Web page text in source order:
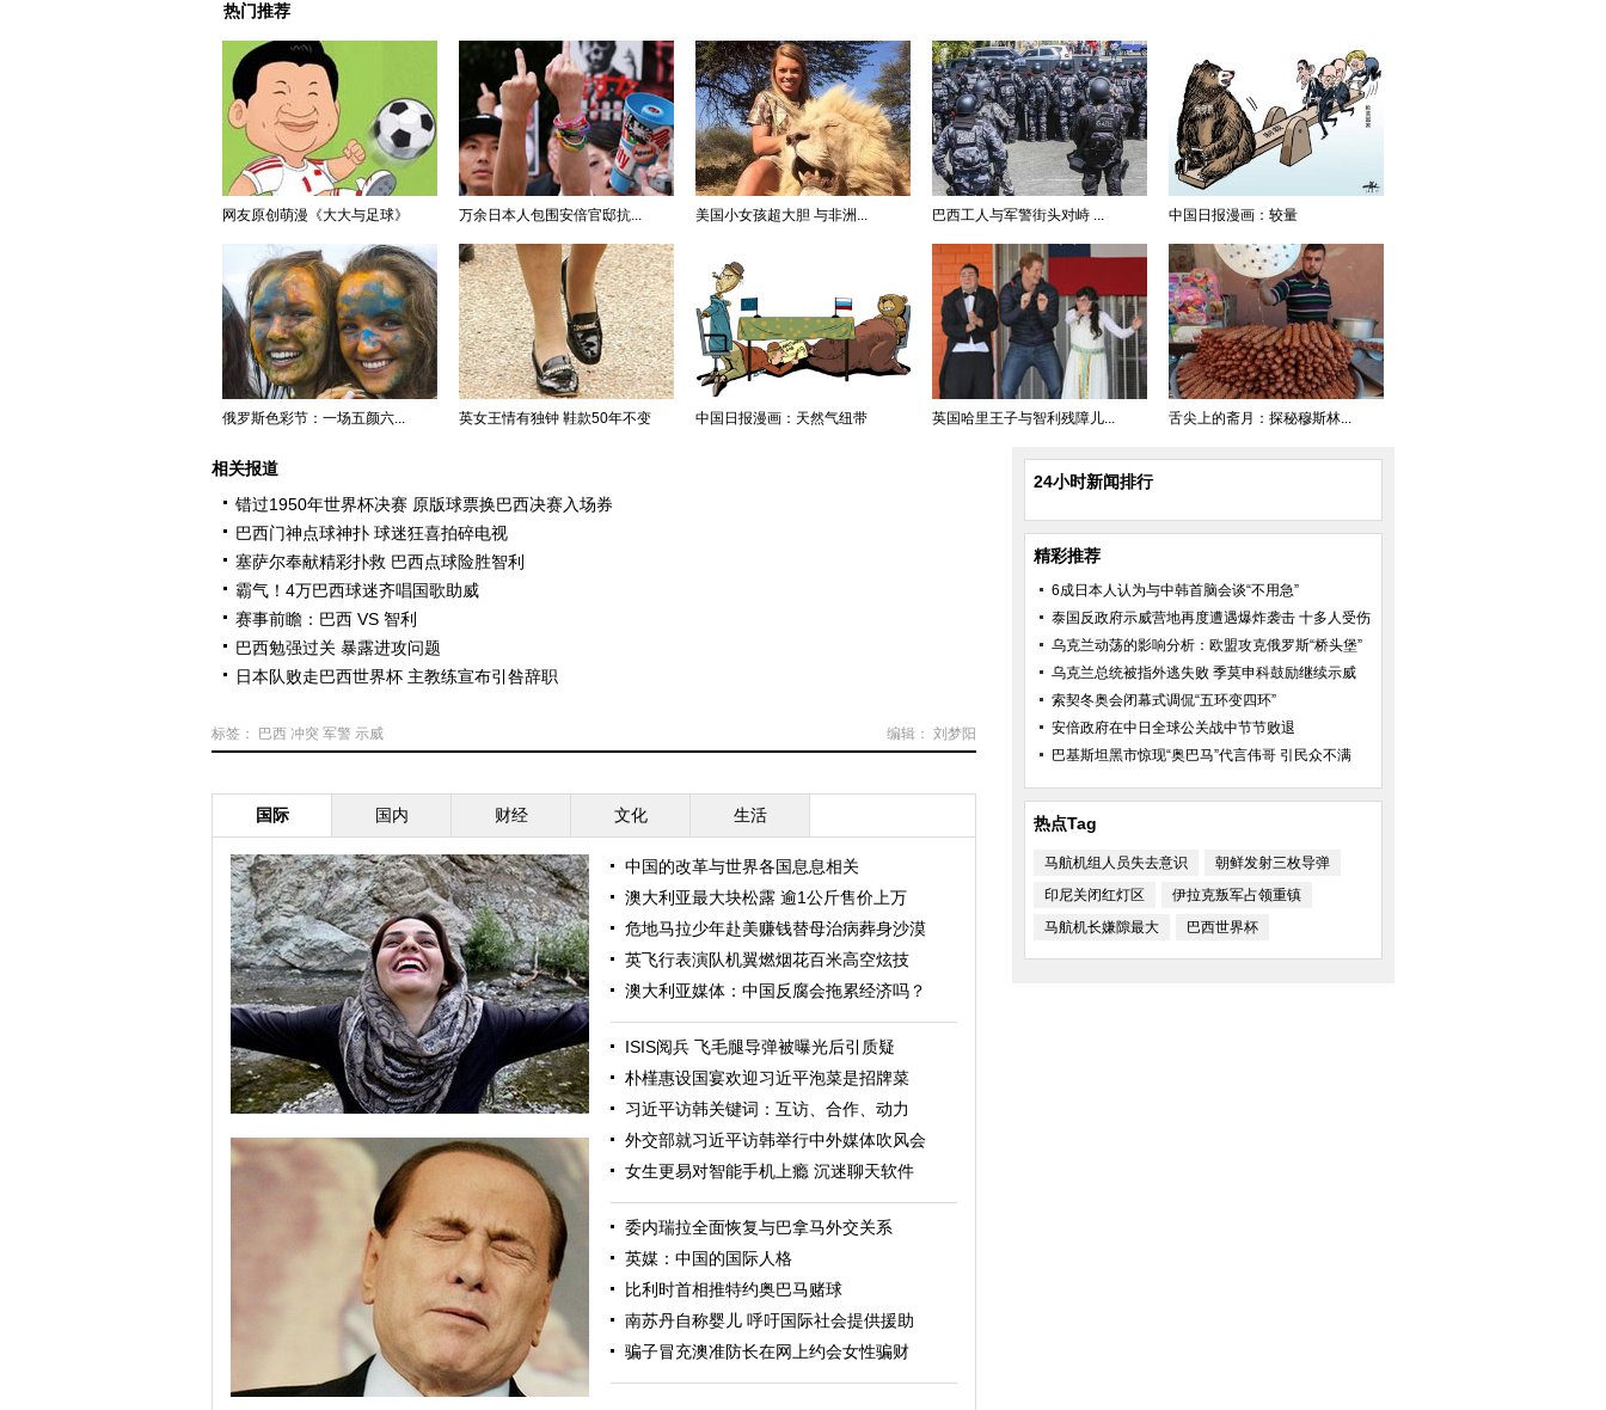
热门推荐
网友原创萌漫《大大与足球》 万余日本人包围安倍官邸抗... 美国小女孩超大胆 与非洲... 巴西工人与军警街头对峙 ... 中国日报漫画：较量
俄罗斯色彩节：一场五颜六... 英女王情有独钟 鞋款50年不变 中国日报漫画：天然气纽带 英国哈里王子与智利残障儿... 舌尖上的斋月：探秘穆斯林...
相关报道
错过1950年世界杯决赛 原版球票换巴西决赛入场券
巴西门神点球神扑 球迷狂喜拍碎电视
塞萨尔奉献精彩扑救 巴西点球险胜智利
霸气！4万巴西球迷齐唱国歌助威
赛事前瞻：巴西 VS 智利
巴西勉强过关 暴露进攻问题
日本队败走巴西世界杯 主教练宣布引咎辞职
编辑： 刘梦阳
标签： 巴西 冲突 军警 示威
国际 国内 财经 文化 生活
笑一笑十年少 伊朗风行“大笑”瑜伽助减压
中国的改革与世界各国息息相关
澳大利亚最大块松露 逾1公斤售价上万
危地马拉少年赴美赚钱替母治病葬身沙漠
英飞行表演队机翼燃烟花百米高空炫技
澳大利亚媒体：中国反腐会拖累经济吗？
ISIS阅兵 飞毛腿导弹被曝光后引质疑
朴槿惠设国宴欢迎习近平泡菜是招牌菜
习近平访韩关键词：互访、合作、动力
外交部就习近平访韩举行中外媒体吹风会
女生更易对智能手机上瘾 沉迷聊天软件
委内瑞拉全面恢复与巴拿马外交关系
英媒：中国的国际人格
比利时首相推特约奥巴马赌球
南苏丹自称婴儿 呼吁国际社会提供援助
骗子冒充澳准防长在网上约会女性骗财
24小时新闻排行
精彩推荐
6成日本人认为与中韩首脑会谈“不用急”
泰国反政府示威营地再度遭遇爆炸袭击 十多人受伤
乌克兰动荡的影响分析：欧盟攻克俄罗斯“桥头堡”
乌克兰总统被指外逃失败 季莫申科鼓励继续示威
索契冬奥会闭幕式调侃“五环变四环”
安倍政府在中日全球公关战中节节败退
巴基斯坦黑市惊现“奥巴马”代言伟哥 引民众不满
热点Tag
马航机组人员失去意识
朝鲜发射三枚导弹
印尼关闭红灯区
伊拉克叛军占领重镇
马航机长嫌隙最大
巴西世界杯